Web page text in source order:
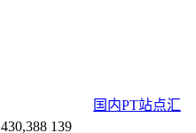
国内PT站点汇
430,388 139